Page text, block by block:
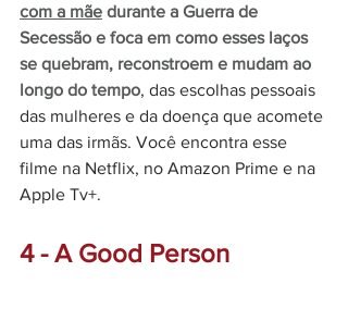
com a mãe durante a Guerra de
Secessão e foca em como esses laços
se quebram, reconstroem e mudam ao
longo do tempo, das escolhas pessoais
das mulheres e da doença que acomete
uma das irmãs. Você encontra esse
filme na Netflix, no Amazon Prime e na
Apple Tv+.
4 - A Good Person